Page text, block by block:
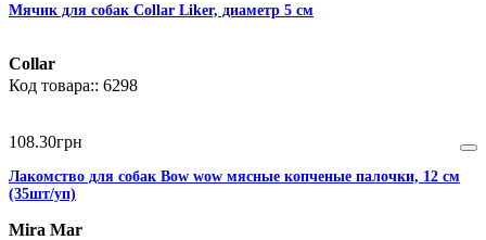
Мячик для собак Collar Liker, диаметр 5 см
Collar
6298
108.30грн
Лакомство для собак Bow wow мясные копченые палочки, 12 см
(35шт/уп)
Mira Mar